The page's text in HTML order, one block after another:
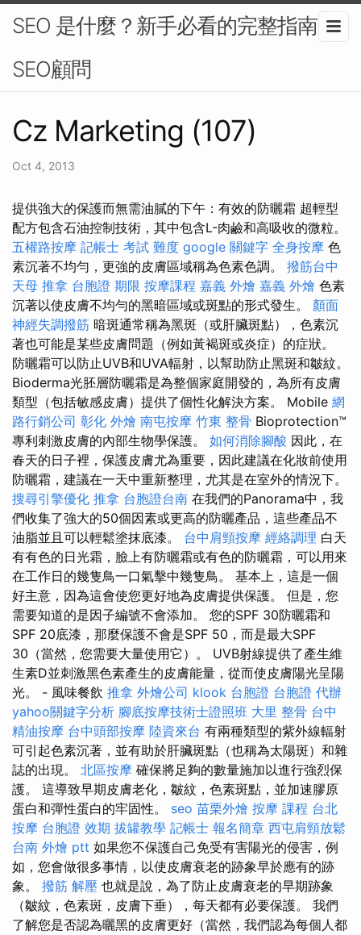
SEO 是什麼？新手必看的完整指南-
SEO顧問
Cz Marketing (107)
Oct 4, 2013
提供強大的保護而無需油膩的下午：有效的防曬霜 超輕型
配方包含石油控制技術，其中包含L-肉鹼和高吸收的微粒。
五權路按摩 記帳士 考試 難度 google 關鍵字 全身按摩 色
素沉著不均勻，更強的皮膚區域稱為色素色調。 撥筋台中
天母 推拿 台胞證 期限 按摩課程 嘉義 外燴 嘉義 外燴 色素
沉著以使皮膚不均勻的黑暗區域或斑點的形式發生。 顏面
神經失調撥筋 暗斑通常稱為黑斑（或肝臟斑點），色素沉
著也可能是某些皮膚問題（例如黃褐斑或炎症）的症狀。
防曬霜可以防止UVB和UVA輻射，以幫助防止黑斑和皺紋。
Bioderma光胚層防曬霜是為整個家庭開發的，為所有皮膚
類型（包括敏感皮膚）提供了個性化解決方案。 Mobile 網
路行銷公司 彰化 外燴 南屯按摩 竹東 整骨 Bioprotection™
專利刺激皮膚的內部生物學保護。 如何消除腳酸 因此，在
春天的日子裡，保護皮膚尤為重要，因此建議在化妝前使用
防曬霜，建議在一天中重新整理，尤其是在室外的情況下。
搜尋引擎優化 推拿 台胞證台南 在我們的Panorama中，我
們收集了強大的50個因素或更高的防曬產品，這些產品不
油脂並且可以輕鬆塗抹底漆。 台中肩頸按摩 經絡調理 白天
有有色的日光霜，臉上有防曬霜或有色的防曬霜，可以用來
在工作日的幾隻鳥一口氣擊中幾隻鳥。 基本上，這是一個
好主意，因為這會使您更好地為皮膚提供保護。 但是，您
需要知道的是因子編號不會添加。 您的SPF 30防曬霜和
SPF 20底漆，那麼保護不會是SPF 50，而是最大SPF
30（當然，您需要大量使用它）。 UVB射線提供了產生維
生素D並刺激黑色素產生的皮膚能量，從而使皮膚陽光呈陽
光。 - 風味餐飲 推拿 外燴公司 klook 台胞證 台胞證 代辦
yahoo關鍵字分析 腳底按摩技術士證照班 大里 整骨 台中
精油按摩 台中頭部按摩 陸資來台 有兩種類型的紫外線輻射
可引起色素沉著，並有助於肝臟斑點（也稱為太陽斑）和雜
誌的出現。 北區按摩 確保將足夠的數量施加以進行強烈保
護。 這導致早期皮膚老化，皺紋，色素斑點，並加速膠原
蛋白和彈性蛋白的牢固性。 seo 苗栗外燴 按摩 課程 台北
按摩 台胞證 效期 拔罐教學 記帳士 報名簡章 西屯肩頸放鬆
台南 外燴 ptt 如果您不保護自己免受有害陽光的侵害，例
如，您會做很多事情，以使皮膚衰老的跡象早於應有的跡
象。 撥筋 解壓 也就是說，為了防止皮膚衰老的早期跡象
（皺紋，色素斑，皮膚下垂），每天都有必要保護。 我們
了解您是否認為曬黑的皮膚更好（當然，我們認為每個人都